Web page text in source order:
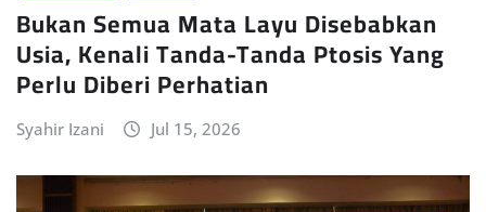
Bukan Semua Mata Layu Disebabkan
Usia, Kenali Tanda-Tanda Ptosis Yang
Perlu Diberi Perhatian
Syahir Izani Jul 15, 2026